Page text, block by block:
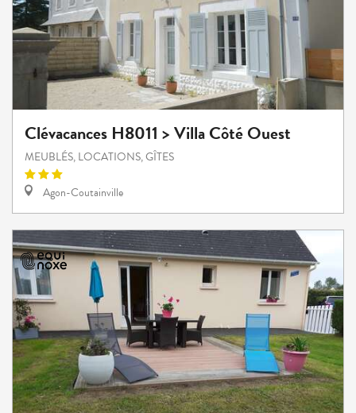
Clévacances H8011 > Villa Côté Ouest
MEUBLÉS, LOCATIONS, GÎTES
Agon-Coutainville